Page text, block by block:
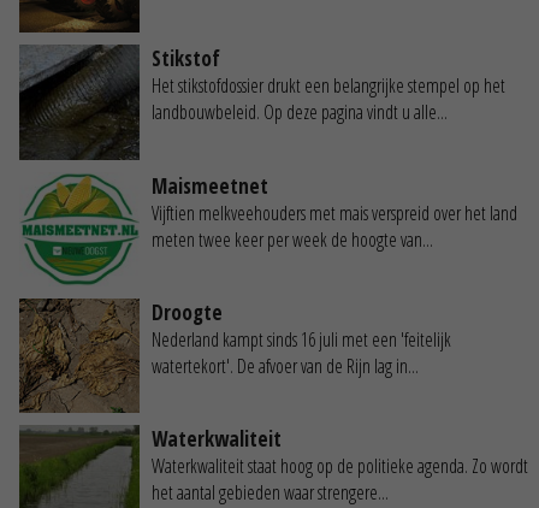
Stikstof
Het stikstofdossier drukt een belangrijke stempel op het
landbouwbeleid. Op deze pagina vindt u alle...
Maismeetnet
Vijftien melkveehouders met mais verspreid over het land
meten twee keer per week de hoogte van...
Droogte
Nederland kampt sinds 16 juli met een 'feitelijk
watertekort'. De afvoer van de Rijn lag in...
Waterkwaliteit
Waterkwaliteit staat hoog op de politieke agenda. Zo wordt
het aantal gebieden waar strengere...